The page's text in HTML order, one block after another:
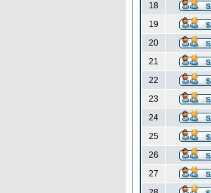
18
19
20
21
22
23
24
25
26
27